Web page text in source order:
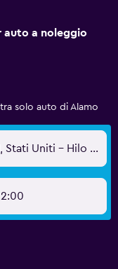
a noleggio
solo auto di Alamo
Hilo, Grande isola di Hawaii, HI, Stati Uniti - Hilo Intl (ITO)